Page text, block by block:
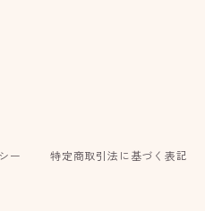
ー 特定商取引法に基づく表記